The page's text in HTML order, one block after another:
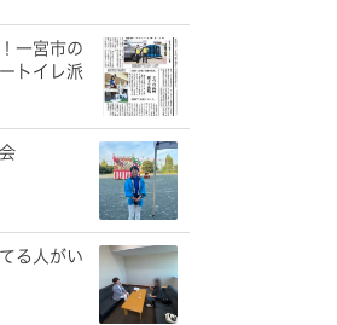
一宮市の
トイレ派
る人がい